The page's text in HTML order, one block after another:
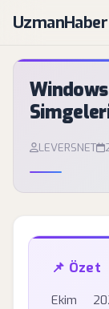
UzmanHaber
LEVERSNET
📌 Özet
Ekim